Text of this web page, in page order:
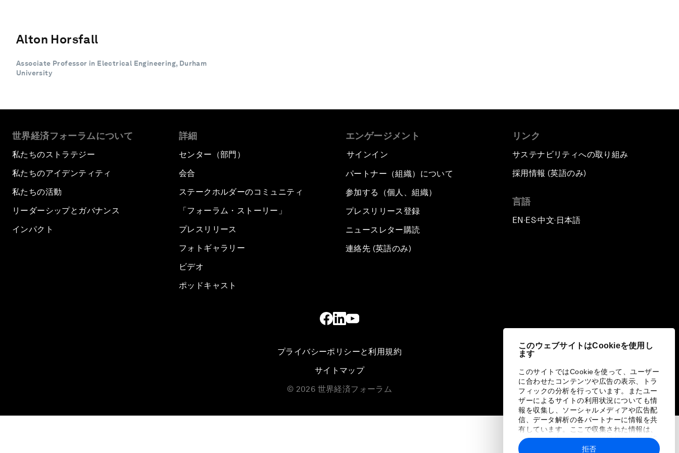
このウェブサイトはCookieを使用し
ます
このサイトではCookieを使って、ユーザー
に合わせたコンテンツや広告の表示、トラ
フィックの分析を行っています。またユー
ザーによるサイトの利用状況についても情
報を収集し、ソーシャルメディアや広告配
信、データ解析の各パートナーに情報を共
有しています。ここで収集された情報は、
ユーザーが各パートナーに提供した他の情
報や各パートナーのサービスを使用した際
拒否
Alton Horsfall
Associate Professor in Electrical Engineering, Durham
University
世界経済フォーラムについて
私たちのストラテジー
私たちのアイデンティティ
私たちの活動
リーダーシップとガバナンス
インパクト
詳細
センター（部門）
会合
ステークホルダーのコミュニティ
「フォーラム・ストーリー」
プレスリリース
フォトギャラリー
ビデオ
ポッドキャスト
エンゲージメント
サインイン
パートナー（組織）について
参加する（個人、組織）
プレスリリース登録
ニュースレター購読
連絡先 (英語のみ)
リンク
サステナビリティへの取り組み
採用情報 (英語のみ)
言語
EN ▪ES▪中文▪ 日本語
プライバシーポリシーと利用規約
サイトマップ
© 2026 世界経済フォーラム